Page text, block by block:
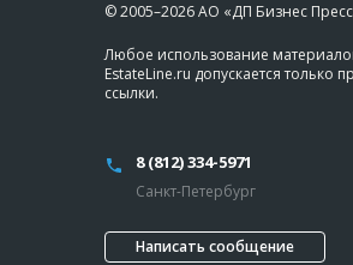
© 2005–2026 АО «ДП Бизнес
Любое использование
EstateLine.ru допускается только
ссылки.
8 (812) 334-5971
Санкт-Петербург
Написать сообщение